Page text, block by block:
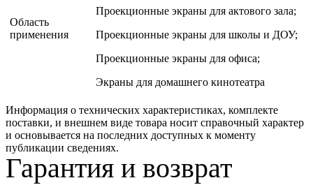
Область
применения
Проекционные экраны для актового зала;
Проекционные экраны для школы и ДОУ;
Проекционные экраны для офиса;
Экраны для домашнего кинотеатра
Информация о технических характеристиках, комплекте
поставки, и внешнем виде товара носит справочный характер
и основывается на последних доступных к моменту
публикации сведениях.
Гарантия и возврат